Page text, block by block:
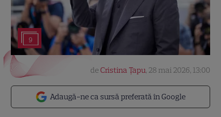
9
Adaugă-ne ca sursă preferată în Google
de Cristina Țapu, 28 mai 2026, 13:00